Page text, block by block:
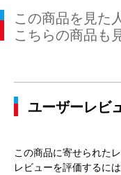
この商品を見た
こちらの商品も
ユーザーレビ
この商品に寄せられた
レビューを評価するには